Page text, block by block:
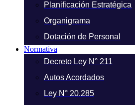
Planificación Estratégica
Organigrama
Dotación de Personal
Normativa
Decreto Ley N° 211
Autos Acordados
Ley N° 20.285